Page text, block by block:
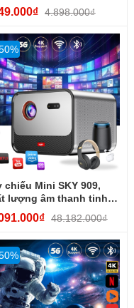
– Kết...
4.898.000₫
chiếu Mini SKY 909,
lượng âm thanh tinh
Độ trung thực cao...
48.182.000₫